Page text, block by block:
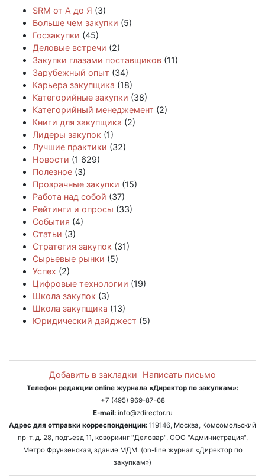
SRM от А до Я (3)
Больше чем закупки (5)
Госзакупки (45)
Деловые встречи (2)
Закупки глазами поставщиков (11)
Зарубежный опыт (34)
Карьера закупщика (18)
Категорийные закупки (38)
Категорийный менеджемент (2)
Книги для закупщика (2)
Лидеры закупок (1)
Лучшие практики (32)
Новости (1 629)
Полезное (3)
Прозрачные закупки (15)
Работа над собой (37)
Рейтинги и опросы (33)
События (4)
Статьи (3)
Стратегия закупок (31)
Сырьевые рынки (5)
Успех (2)
Цифровые технологии (19)
Школа закупок (3)
Школа закупщика (13)
Юридический дайджест (5)
Добавить в закладки Написать письмо
Телефон редакции online журнала «Директор по закупкам»:
+7 (495) 969-87-68
E-mail:info@zdirector.ru
Адрес для отправки корреспонденции: 119146, Москва, Комсомольский
пр-т, д. 28, подъезд 11, коворкинг "Деловар", ООО "Администрация",
Метро Фрунзенская, здание МДМ. (on-line журнал «Директор по
закупкам»)